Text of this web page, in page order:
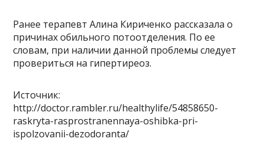
Ранее терапевт Алина Кириченко рассказала о
причинах обильного потоотделения. По ее
словам, при наличии данной проблемы следует
провериться на гипертиреоз.
Источник:
http://doctor.rambler.ru/healthylife/54858650-
raskryta-rasprostranennaya-oshibka-pri-
ispolzovanii-dezodoranta/